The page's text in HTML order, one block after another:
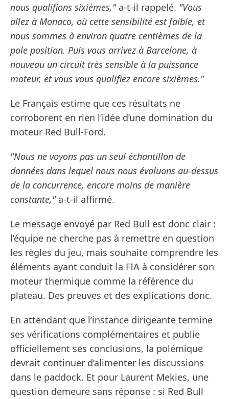
nous qualifions sixièmes,"a-t-il rappelé. "Vous
allez à Monaco, où cette sensibilité est faible, et
nous sommes à environ quatre centièmes de la
pole position. Puis vous arrivez à Barcelone, à
nouveau un circuit très sensible à la puissance
moteur, et vous vous qualifiez encore sixièmes."
Le Français estime que ces résultats ne
corroborent en rien l’idée d’une domination du
moteur Red Bull-Ford.
"Nous ne voyons pas un seul échantillon de
données dans lequel nous nous évaluons au-dessus
de la concurrence, encore moins de manière
constante,"a-t-il affirmé.
Le message envoyé par Red Bull est donc clair :
l’équipe ne cherche pas à remettre en question
les règles du jeu, mais souhaite comprendre les
éléments ayant conduit la FIA à considérer son
moteur thermique comme la référence du
plateau. Des preuves et des explications donc.
En attendant que l’instance dirigeante termine
ses vérifications complémentaires et publie
officiellement ses conclusions, la polémique
devrait continuer d’alimenter les discussions
dans le paddock. Et pour Laurent Mekies, une
question demeure sans réponse : si Red Bull